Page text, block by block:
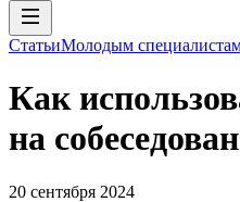
СтатьиМолодым
Как
на
20 сентября 2024